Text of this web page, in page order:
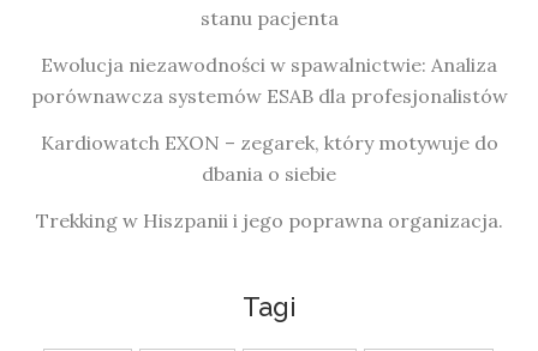
stanu pacjenta
Ewolucja niezawodności w spawalnictwie: Analiza
porównawcza systemów ESAB dla profesjonalistów
Kardiowatch EXON – zegarek, który motywuje do
dbania o siebie
Trekking w Hiszpanii i jego poprawna organizacja.
Tagi